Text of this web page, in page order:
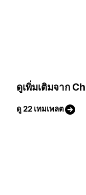
ดูเพิ่มเติมจาก
ดู 22 เทมเพลต